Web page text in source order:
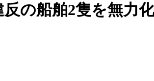
の船舶2隻を無力